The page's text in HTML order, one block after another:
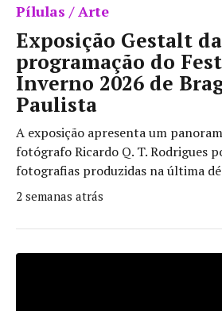
Pílulas / Arte
Exposição Gestalt
programação do
Inverno 2026 de
Paulista
A exposição apresenta um
fotógrafo Ricardo Q. T. Rodrigues
fotografias produzidas na última
2 semanas atrás